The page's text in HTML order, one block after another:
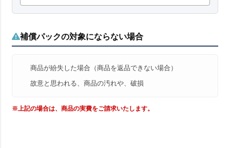
補償パックの対象にならない場合
商品が紛失した場合（商品を返品できない場合）
故意と思われる、商品の汚れや、破損
※上記の場合は、商品の実費をご請求いたします。